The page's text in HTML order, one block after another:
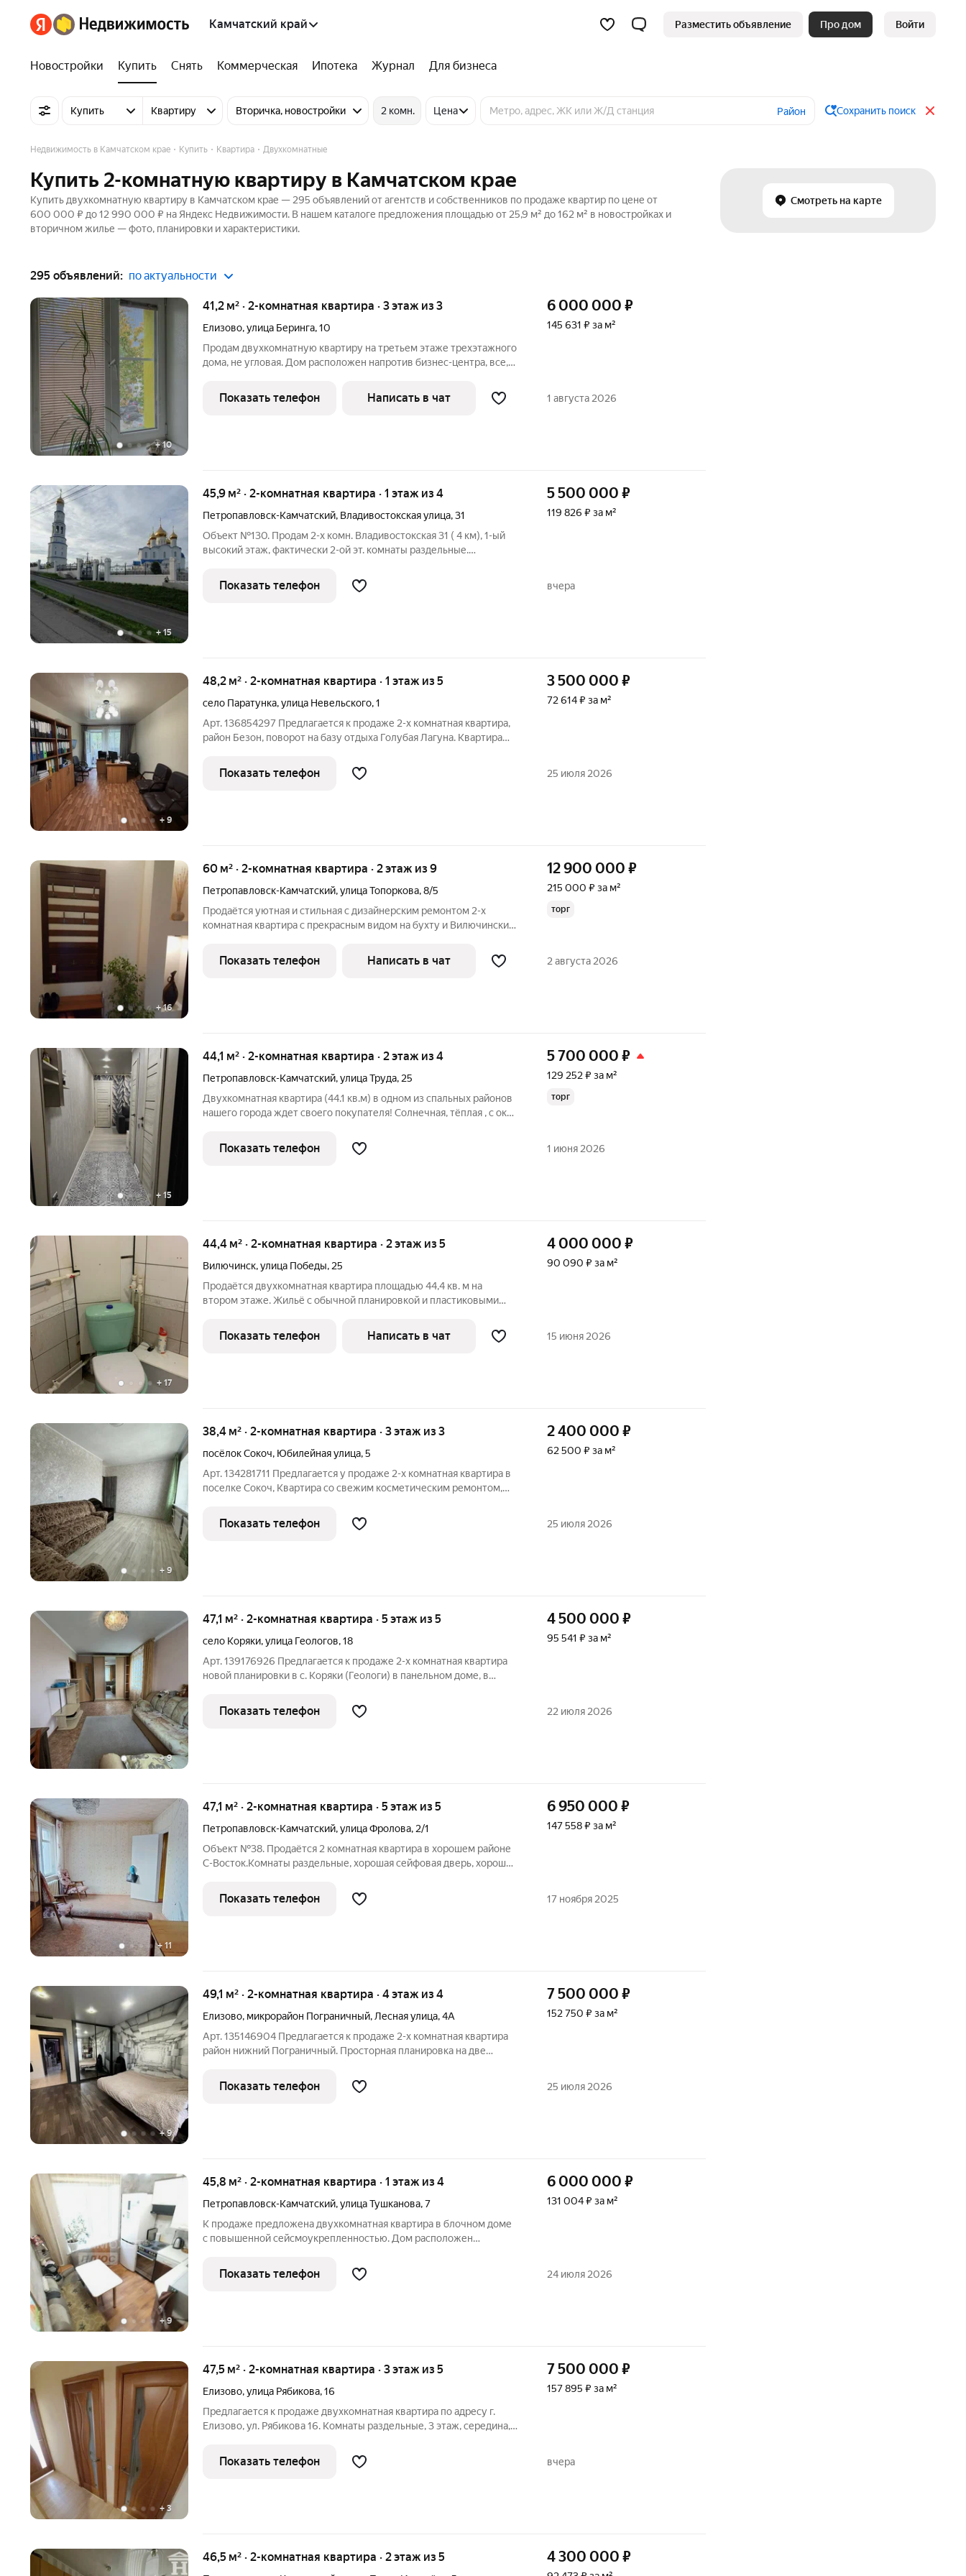
Камчатский край Разместить объявление Про дом Войти
Новостройки Купить Снять Коммерческая Ипотека Журнал Для бизнеса
Купить Квартиру Вторичка, новостройки 2 комн. Цена Район Сохранить поиск
Смотреть на карте
Недвижимость в Камчатском крае Купить Квартира Двухкомнатные
Купить 2-комнатную квартиру в Камчатском крае
Купить двухкомнатную квартиру в Камчатском крае — 295 объявлений от агентств и собственников по продаже квартир по цене от
600 000 ₽ до 12 990 000 ₽ на Яндекс Недвижимости. В нашем каталоге предложения площадью от 25,9 м² до 162 м² в новостройках и
вторичном жилье — фото, планировки и характеристики.
295 объявлений: по актуальности
+10
41,2 м² · 2-комнатная квартира · 3 этаж из 3
Елизово,улица Беринга,10
Продам двухкомнатную квартиру на третьем этаже трехэтажного
дома, не угловая. Дом расположен напротив бизнес-центра, все,
доступности от дома: рядом парк, где можно погулять с детьми,
6 000 000 ₽
145 631 ₽ за м²
Показать телефон Написать в чат 1 августа 2026
+15
45,9 м² · 2-комнатная квартира · 1 этаж из 4
Петропавловск-Камчатский, Владивостокская улица,31
Объект №130. Продам 2-х комн. Владивостокская 31 ( 4 км), 1-ый
высокий этаж, фактически 2-ой эт. комнаты раздельные.
шаговой доступности : детский сад, магазины. остановки,
кондитерская,
5 500 000 ₽
119 826 ₽ за м²
Показать телефон вчера
+ 9
48,2 м² · 2-комнатная квартира · 1 этаж из 5
село Паратунка,улица Невельского,1
Арт. 136854297 Предлагается к продаже 2-х комнатная квартира,
район Безон, поворот на базу отдыха Голубая Лагуна. Квартира
площадка, можно использовать под офис.
3 500 000 ₽
72 614 ₽ за м²
Показать телефон 25 июля 2026
+16
60 м² · 2-комнатная квартира · 2 этаж из 9
Петропавловск-Камчатский,улица Топоркова,8/5
Продаётся уютная и стильная с дизайнерским ремонтом 2-х
комнатная квартира с прекрасным видом на бухту и Вилючинский
Площадь 60,2 кв м. Потолки высотой 2.8 м. Большая лоджия.
Кондиционер.
12 900 000 ₽
215 000 ₽ за м²
торг
Показать телефон Написать в чат 2 августа 2026
+ 15
44,1 м² · 2-комнатная квартира · 2 этаж из 4
Петропавловск-Камчатский,улица Труда, 25
Двухкомнатная квартира (44.1 кв.м) в одном из спальных районов
нашего города ждет своего покупателя! Солнечная, тёплая , с окон
изолирован от шумных дорог, район спальный, что обеспечит Вам
тишину и
5 700 000 ₽
129 252 ₽ за м²
торг
Показать телефон 1 июня 2026
+ 17
44,4 м² · 2-комнатная квартира · 2 этаж из 5
Вилючинск,улица Победы, 25
Продаётся двухкомнатная квартира площадью 44,4 кв. м на
втором этаже. Жильё с обычной планировкой и пластиковыми
пространство под свой вкус и бюджет. Объект расположен в
удобном районе с развитой
4 000 000 ₽
90 090 ₽ за м²
Показать телефон Написать в чат 15 июня 2026
+ 9
38,4 м² · 2-комнатная квартира · 3 этаж из 3
посёлок Сокоч, Юбилейная улица,5
Арт. 134281711 Предлагается у продаже 2-х комнатная квартира в
поселке Сокоч, Квартира со свежим косметическим ремонтом,
амбулатория, МФЦ. все магазины в шаговой доступности.
подходит под
2 400 000 ₽
62 500 ₽ за м²
Показать телефон 25 июля 2026
+9
47,1 м² · 2-комнатная квартира · 5 этаж из 5
село Коряки,улица Геологов,18
Арт. 139176926 Предлагается к продаже 2-х комнатная квартира
новой планировки в с. Коряки (Геологи) в панельном доме, в
площадка, магазин. Подходит под Дальневосточную ипотеку 2%.
4 500 000 ₽
95 541 ₽ за м²
Показать телефон 22 июля 2026
+ 11
47,1 м² · 2-комнатная квартира · 5 этаж из 5
Петропавловск-Камчатский,улица Фролова, 2/1
Объект №38. Продаётся 2 комнатная квартира в хорошем районе
С-Восток.Комнаты раздельные, хорошая сейфовая дверь, хорошие
№40, детская музыкальная школа №4, рынок, магазин Агротек,
6 950 000 ₽
147 558 ₽ за м²
Показать телефон 17 ноября 2025
+9
49,1 м² · 2-комнатная квартира · 4 этаж из 4
Елизово, микрорайон Пограничный, Лесная улица,4А
Арт. 135146904 Предлагается к продаже 2-х комнатная квартира
район нижний Пограничный. Просторная планировка на две
гостиной, садится в детской комнате. Квартира частично
меблирована,
7 500 000 ₽
152 750 ₽ за м²
Показать телефон 25 июля 2026
+9
45,8 м² · 2-комнатная квартира · 1 этаж из 4
Петропавловск-Камчатский,улица Тушканова,7
К продаже предложена двухкомнатная квартира в блочном доме
с повышенной сейсмоукрепленностью. Дом расположен
школа, детские сады, банки, торговые центры и автобусные
остановки в
6 000 000 ₽
131 004 ₽ за м²
Показать телефон 24 июля 2026
+3
47,5 м² · 2-комнатная квартира · 3 этаж из 5
Елизово,улица Рябикова,16
Предлагается к продаже двухкомнатная квартира по адресу г.
Елизово, ул. Рябикова 16. Комнаты раздельные, 3 этаж, середина,
радиаторы заменены, шкаф - купе, встроенная кухня, частично
меблирована.
7 500 000 ₽
157 895 ₽ за м²
Показать телефон вчера
46,5 м² · 2-комнатная квартира · 2 этаж из 5 4 300 000 ₽